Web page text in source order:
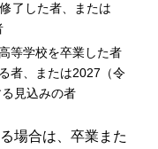
了した者、または
等学校を卒業した者
者、または2027（令
見込みの者
場合は、卒業また